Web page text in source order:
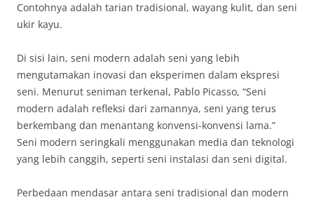
Contohnya adalah tarian tradisional, wayang kulit, dan seni
ukir kayu.
Di sisi lain, seni modern adalah seni yang lebih
mengutamakan inovasi dan eksperimen dalam ekspresi
seni. Menurut seniman terkenal, Pablo Picasso, “Seni
modern adalah refleksi dari zamannya, seni yang terus
berkembang dan menantang konvensi-konvensi lama.”
Seni modern seringkali menggunakan media dan teknologi
yang lebih canggih, seperti seni instalasi dan seni digital.
Perbedaan mendasar antara seni tradisional dan modern